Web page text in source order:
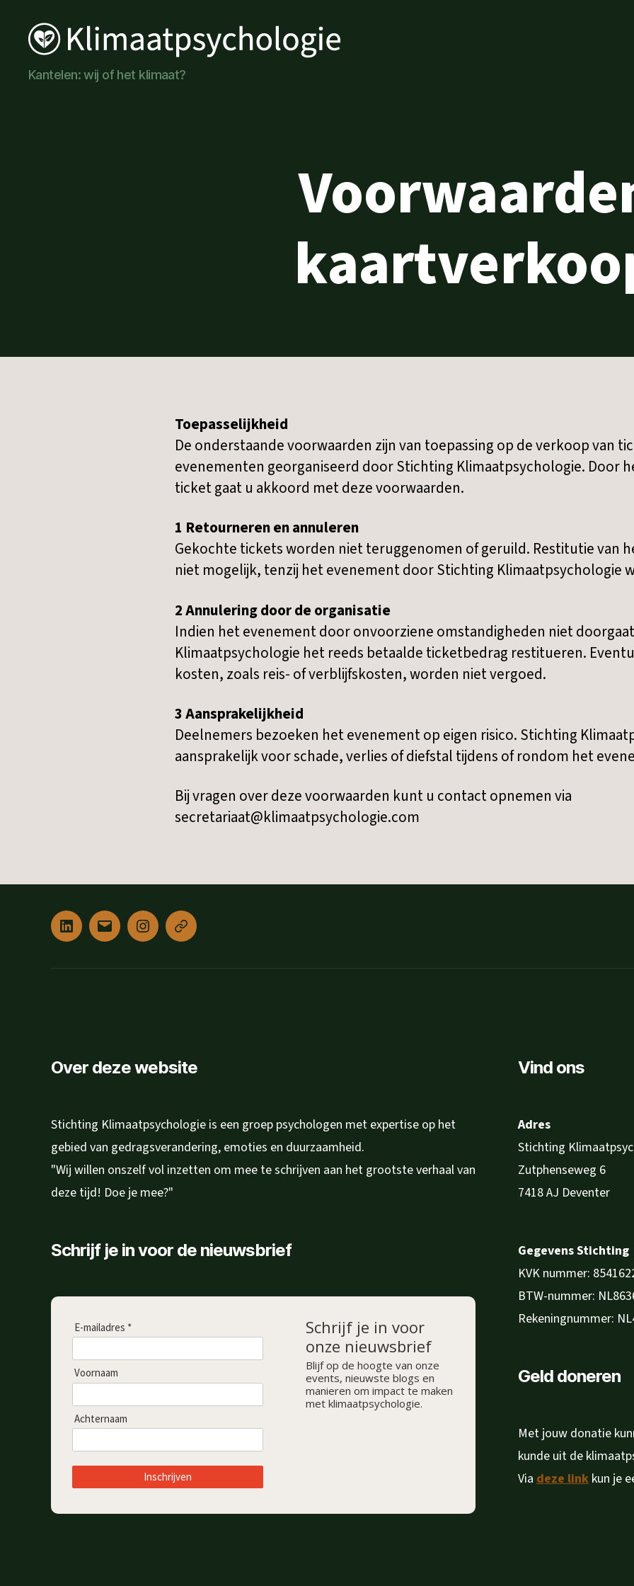
Klimaatpsychologie
Kantelen: wij of het klimaat?
Toepasselijkheid
De onderstaande voorwaarden zijn van toepassing op de verkoop van
evenementen georganiseerd door Stichting Klimaatpsychologie. Door
ticket gaat u akkoord met deze voorwaarden.
1 Retourneren en annuleren
Gekochte tickets worden niet teruggenomen of geruild. Restitutie van
niet mogelijk, tenzij het evenement door Stichting Klimaatpsychologie
2 Annulering door de organisatie
Indien het evenement door onvoorziene omstandigheden niet
Klimaatpsychologie het reeds betaalde ticketbedrag restitueren.
kosten, zoals reis- of verblijfskosten, worden niet vergoed.
3 Aansprakelijkheid
Deelnemers bezoeken het evenement op eigen risico. Stichting
aansprakelijk voor schade, verlies of diefstal tijdens of rondom het
Bij vragen over deze voorwaarden kunt u contact opnemen via
secretariaat@klimaatpsychologie.com
LinkedE-
InstagramPrivacyverklaring
Over deze website
Stichting Klimaatpsychologie is een groep psychologen met expertise op het
gebied van gedragsverandering, emoties en duurzaamheid.
"Wij willen onszelf vol inzetten om mee te schrijven aan het grootste verhaal van
deze tijd! Doe je mee?"
Schrijf je in voor de nieuwsbrief
E-mailadres *
Voornaam
Achternaam
Inschrijven
Schrijf je in voor
onze nieuwsbrief
Blijf op de hoogte van onze
events, nieuwste blogs en
manieren om impact te maken
met klimaatpsychologie.
Vind ons
Adres
Stichting
Zutphenseweg 6
7418 AJ Deventer
Gegevens Stichting
KVK nummer:
BTW-nummer:
Rekeningnummer:
Geld doneren
Met jouw donatie
kunde uit de
Via deze link kun je